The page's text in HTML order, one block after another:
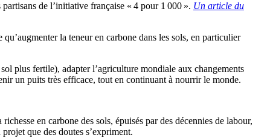
de l’initiative française « 4 pour 1 000 ». Un article du
la teneur en carbone dans les sols, en particulier
plus fertile), adapter l’agriculture mondiale aux changements
un puits très efficace, tout en continuant à nourrir le monde.
en carbone des sols, épuisés par des décennies de labour,
que des doutes s’expriment.